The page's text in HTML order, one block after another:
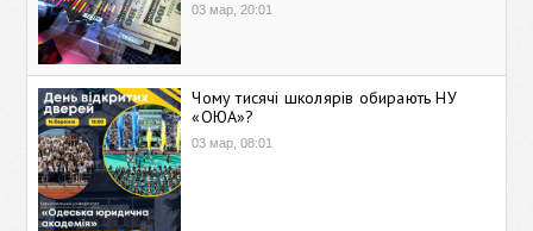
03 мар, 20:01
Чому тисячі школярів обирають НУ
«ОЮА»?
03 мар, 08:01